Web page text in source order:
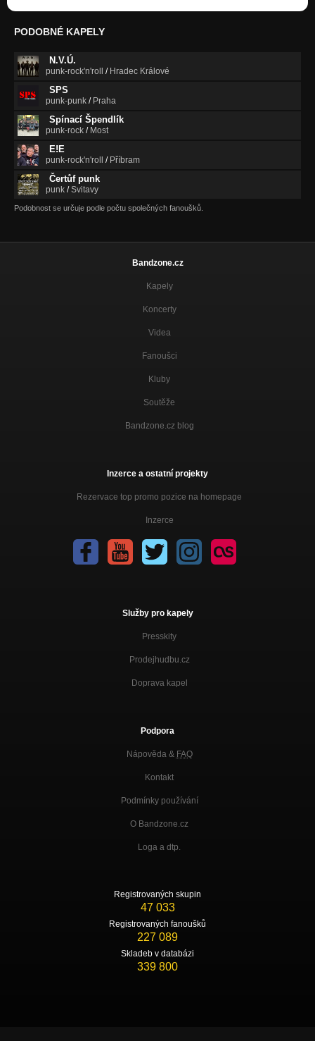
PODOBNÉ KAPELY
N.V.Ú.
punk-rock'n'roll / Hradec Králové
SPS
punk-punk / Praha
Spínací Špendlík
punk-rock / Most
E!E
punk-rock'n'roll / Příbram
Čertůf punk
punk /Svitavy
Podobnost se určuje podle počtu společných fanoušků.
Bandzone.cz
Kapely
Koncerty
Videa
Fanoušci
Kluby
Soutěže
Bandzone.cz blog
Inzerce a ostatní projekty
Rezervace top promo pozice na homepage
Inzerce
Služby pro kapely
Presskity
Prodejhudbu.cz
Doprava kapel
Podpora
Nápověda & FAQ
Kontakt
Podmínky používání
O Bandzone.cz
Loga a dtp.
Registrovaných skupin
47 033
Registrovaných fanoušků
227 089
Skladeb v databázi
339 800